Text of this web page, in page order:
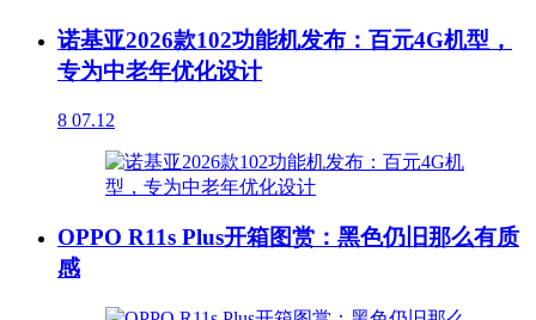
诺基亚2026款102功能机发布：百元4G机型，
专为中老年优化设计
8 07.12
OPPO R11s Plus开箱图赏：黑色仍旧那么有质
感